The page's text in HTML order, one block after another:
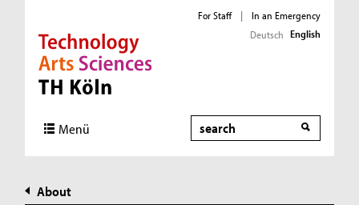
Direkt zur Hauptnavigation
Direkt zur Subnavigation
Direkt zum Inhalt
Direkt zum Fußbereich
For Staff |
In an Emergency
Deutsch English
Menü Search
About